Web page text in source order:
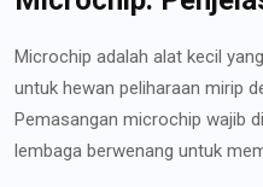
Microchip adalah alat kecil
untuk hewan peliharaan mirip
Pemasangan microchip wajib
lembaga berwenang untuk